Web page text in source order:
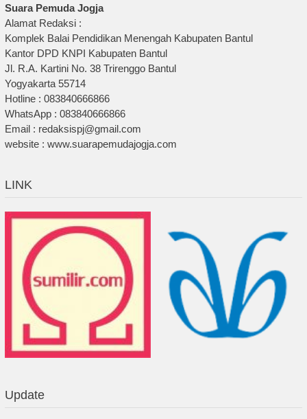
Suara Pemuda Jogja
Alamat Redaksi :
Komplek Balai Pendidikan Menengah Kabupaten Bantul
Kantor DPD KNPI Kabupaten Bantul
Jl. R.A. Kartini No. 38 Trirenggo Bantul
Yogyakarta 55714
Hotline : 083840666866
WhatsApp : 083840666866
Email : redaksispj@gmail.com
website : www.suarapemudajogja.com
LINK
Update